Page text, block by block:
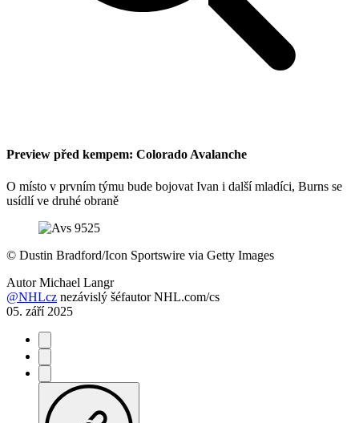
Preview před kempem: Colorado Avalanche
O místo v prvním týmu bude bojovat Ivan i další mladíci, Burns se
usídlí ve druhé obraně
© Dustin Bradford/Icon Sportswire via Getty Images
Autor Michael Langr
@NHLcz nezávislý šéfautor NHL.com/cs
05. září 2025